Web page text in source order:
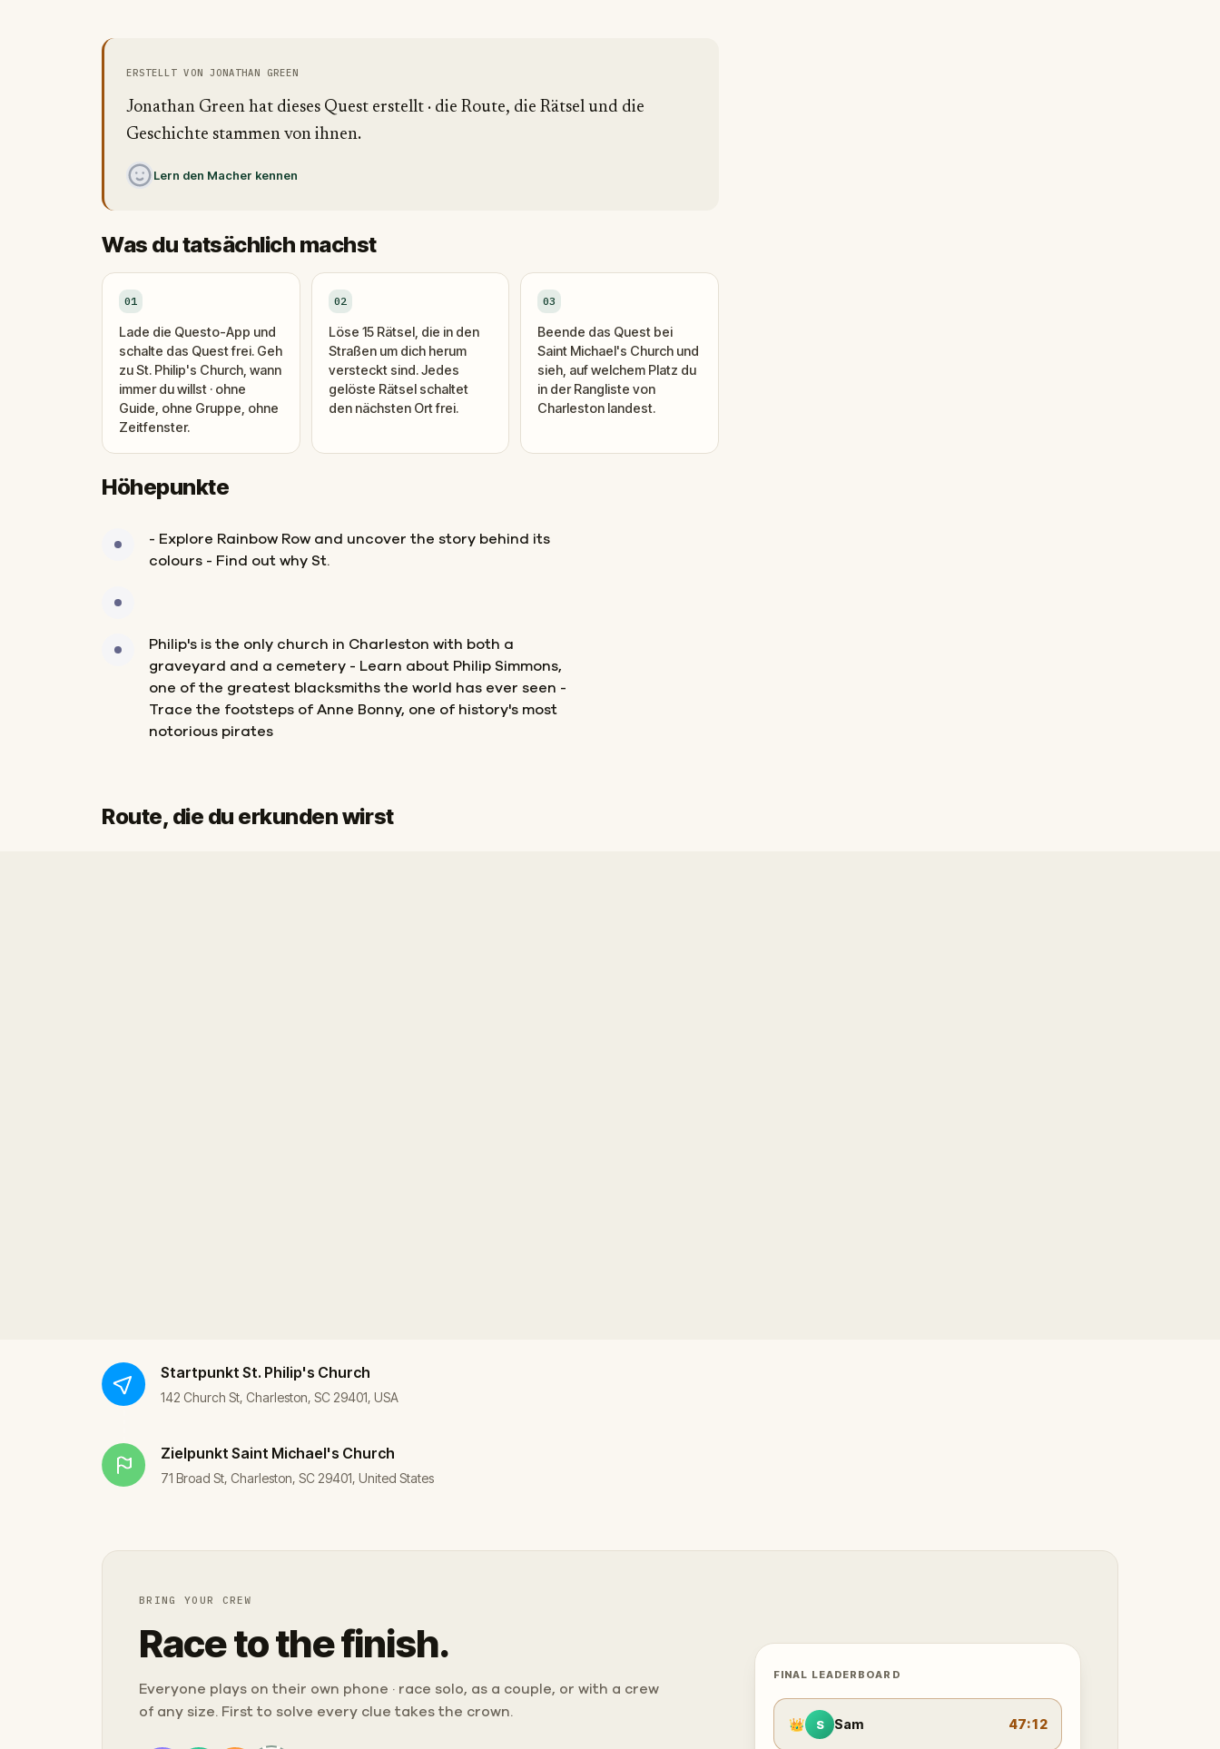
ERSTELLT VON JONATHAN GREEN
Jonathan Green hat dieses Quest erstellt · die Route, die Rätsel und die
Geschichte stammen von ihnen.
Lern den Macher kennen
Was du tatsächlich machst
01
Lade die Questo-App und
schalte das Quest frei. Geh
zu St. Philip's Church, wann
immer du willst · ohne
Guide, ohne Gruppe, ohne
Zeitfenster.
02
Löse 15 Rätsel, die in den
Straßen um dich herum
versteckt sind. Jedes
gelöste Rätsel schaltet
den nächsten Ort frei.
03
Beende das Quest bei
Saint Michael's Church und
sieh, auf welchem Platz du
in der Rangliste von
Charleston landest.
Höhepunkte
- Explore Rainbow Row and uncover the story behind its
colours - Find out why St.
Philip's is the only church in Charleston with both a
graveyard and a cemetery - Learn about Philip Simmons,
one of the greatest blacksmiths the world has ever seen -
Trace the footsteps of Anne Bonny, one of history's most
notorious pirates
Route, die du erkunden wirst
Startpunkt St. Philip's Church
142 Church St, Charleston, SC 29401, USA
Zielpunkt Saint Michael's Church
71 Broad St, Charleston, SC 29401, United States
BRING YOUR CREW
Race to the finish.
Everyone plays on their own phone · race solo, as a couple, or with a crew
of any size. First to solve every clue takes the crown.
FINAL LEADERBOARD
👑 S Sam 47:12